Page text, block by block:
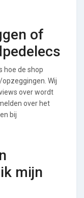
of
hoe de shop
Wij
over wordt
over het
bij
mijn